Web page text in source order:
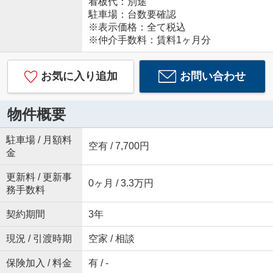
駐車場：台数要確認
※表示価格：全て税込
※仲介手数料：賃料1ヶ月分
お気に入り追加 お問い合わせ
物件概要
駐車場 / 月額料
金
空有 / 7,700円
更新料 / 更新事
務手数料
0ヶ月 / 3.3万円
契約期間 3年
現況 / 引渡時期 空家 / 相談
保険加入 / 料金 有 / -